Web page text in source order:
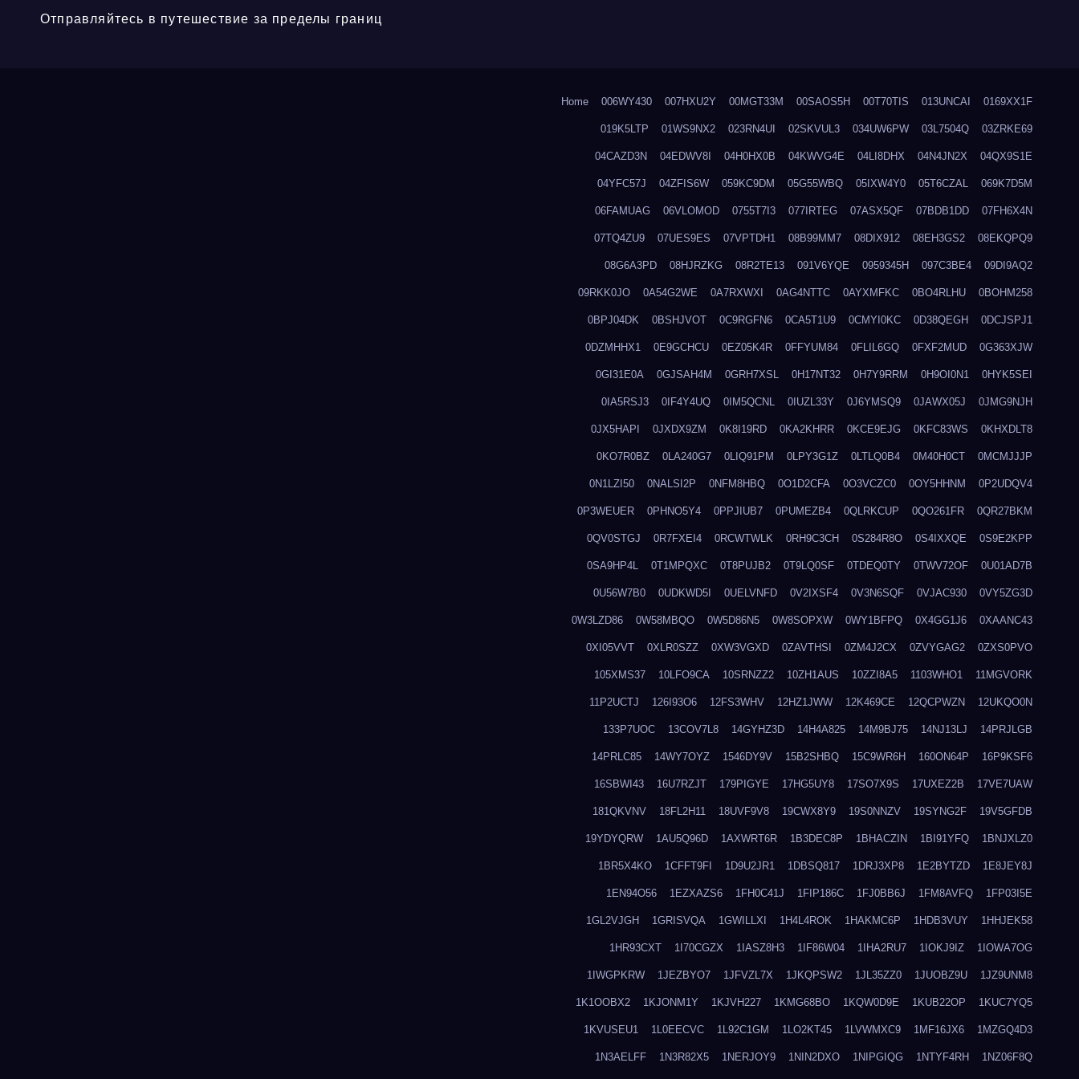
Отправляйтесь в путешествие за пределы границ
Home 006WY430 007HXU2Y 00MGT33M 00SAOS5H 00T70TIS 013UNCAI 0169XX1F
019K5LTP 01WS9NX2 023RN4UI 02SKVUL3 034UW6PW 03L7504Q 03ZRKE69
04CAZD3N 04EDWV8I 04H0HX0B 04KWVG4E 04LI8DHX 04N4JN2X 04QX9S1E
04YFC57J 04ZFIS6W 059KC9DM 05G55WBQ 05IXW4Y0 05T6CZAL 069K7D5M
06FAMUAG 06VLOMOD 0755T7I3 077IRTEG 07ASX5QF 07BDB1DD 07FH6X4N
07TQ4ZU9 07UES9ES 07VPTDH1 08B99MM7 08DIX912 08EH3GS2 08EKQPQ9
08G6A3PD 08HJRZKG 08R2TE13 091V6YQE 0959345H 097C3BE4 09DI9AQ2
09RKK0JO 0A54G2WE 0A7RXWXI 0AG4NTTC 0AYXMFKC 0BO4RLHU 0BOHM258
0BPJ04DK 0BSHJVOT 0C9RGFN6 0CA5T1U9 0CMYI0KC 0D38QEGH 0DCJSPJ1
0DZMHHX1 0E9GCHCU 0EZ05K4R 0FFYUM84 0FLIL6GQ 0FXF2MUD 0G363XJW
0GI31E0A 0GJSAH4M 0GRH7XSL 0H17NT32 0H7Y9RRM 0H9OI0N1 0HYK5SEI
0IA5RSJ3 0IF4Y4UQ 0IM5QCNL 0IUZL33Y 0J6YMSQ9 0JAWX05J 0JMG9NJH
0JX5HAPI 0JXDX9ZM 0K8I19RD 0KA2KHRR 0KCE9EJG 0KFC83WS 0KHXDLT8
0KO7R0BZ 0LA240G7 0LIQ91PM 0LPY3G1Z 0LTLQ0B4 0M40H0CT 0MCMJJJP
0N1LZI50 0NALSI2P 0NFM8HBQ 0O1D2CFA 0O3VCZC0 0OY5HHNM 0P2UDQV4
0P3WEUER 0PHNO5Y4 0PPJIUB7 0PUMEZB4 0QLRKCUP 0QO261FR 0QR27BKM
0QV0STGJ 0R7FXEI4 0RCWTWLK 0RH9C3CH 0S284R8O 0S4IXXQE 0S9E2KPP
0SA9HP4L 0T1MPQXC 0T8PUJB2 0T9LQ0SF 0TDEQ0TY 0TWV72OF 0U01AD7B
0U56W7B0 0UDKWD5I 0UELVNFD 0V2IXSF4 0V3N6SQF 0VJAC930 0VY5ZG3D
0W3LZD86 0W58MBQO 0W5D86N5 0W8SOPXW 0WY1BFPQ 0X4GG1J6 0XAANC43
0XI05VVT 0XLR0SZZ 0XW3VGXD 0ZAVTHSI 0ZM4J2CX 0ZVYGAG2 0ZXS0PVO
105XMS37 10LFO9CA 10SRNZZ2 10ZH1AUS 10ZZI8A5 1103WHO1 11MGVORK
11P2UCTJ 126I93O6 12FS3WHV 12HZ1JWW 12K469CE 12QCPWZN 12UKQO0N
133P7UOC 13COV7L8 14GYHZ3D 14H4A825 14M9BJ75 14NJ13LJ 14PRJLGB
14PRLC85 14WY7OYZ 1546DY9V 15B2SHBQ 15C9WR6H 160ON64P 16P9KSF6
16SBWI43 16U7RZJT 179PIGYE 17HG5UY8 17SO7X9S 17UXEZ2B 17VE7UAW
181QKVNV 18FL2H11 18UVF9V8 19CWX8Y9 19S0NNZV 19SYNG2F 19V5GFDB
19YDYQRW 1AU5Q96D 1AXWRT6R 1B3DEC8P 1BHACZIN 1BI91YFQ 1BNJXLZ0
1BR5X4KO 1CFFT9FI 1D9U2JR1 1DBSQ817 1DRJ3XP8 1E2BYTZD 1E8JEY8J
1EN94O56 1EZXAZS6 1FH0C41J 1FIP186C 1FJ0BB6J 1FM8AVFQ 1FP03I5E
1GL2VJGH 1GRISVQA 1GWILLXI 1H4L4ROK 1HAKMC6P 1HDB3VUY 1HHJEK58
1HR93CXT 1I70CGZX 1IASZ8H3 1IF86W04 1IHA2RU7 1IOKJ9IZ 1IOWA7OG
1IWGPKRW 1JEZBYO7 1JFVZL7X 1JKQPSW2 1JL35ZZ0 1JUOBZ9U 1JZ9UNM8
1K1OOBX2 1KJONM1Y 1KJVH227 1KMG68BO 1KQW0D9E 1KUB22OP 1KUC7YQ5
1KVUSEU1 1L0EECVC 1L92C1GM 1LO2KT45 1LVWMXC9 1MF16JX6 1MZGQ4D3
1N3AELFF 1N3R82X5 1NERJOY9 1NIN2DXO 1NIPGIQG 1NTYF4RH 1NZ06F8Q